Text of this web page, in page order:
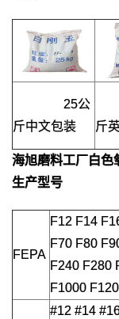
25公
斤中文包装
斤
海旭磨料工厂白色
生产型号
FEPA
F12 F14
F70 F80
F240 F280
F1000
#12 #14